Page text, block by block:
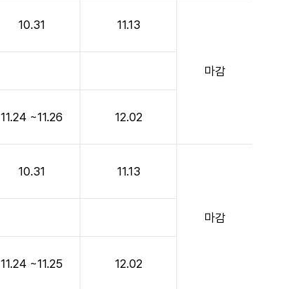
10.31 11.13
마감
11.24 ~11.26 12.02
10.31 11.13
마감
11.24 ~11.25 12.02